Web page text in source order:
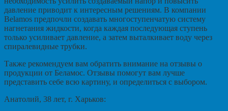
давление приводит к интересным решениям. В компании
Belamos предпочли создавать многоступенчатую систему
нагнетания жидкости, когда каждая последующая ступень
только усиливает давление, а затем выталкивает воду через
спиралевидные трубки.
Также рекомендуем вам обратить внимание на отзывы о
продукции от Беламос. Отзывы помогут вам лучше
представить себе всю картину, и определиться с выбором.
Анатолий, 38 лет, г. Харьков: